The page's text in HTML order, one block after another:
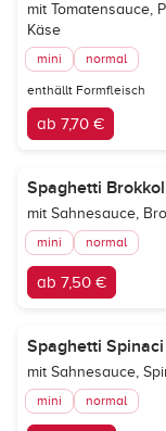
mit Tomatensauce,
Käse
mini normal
enthällt Formfleisch
ab 7,70 €
Spaghetti
mit Sahnesauce,
mini normal
ab 7,50 €
Spaghetti Spinaci
mit Sahnesauce,
mini normal